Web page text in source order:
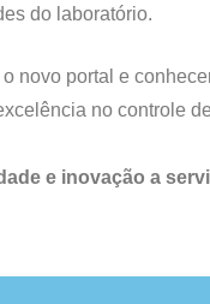
do laboratório.
novo portal e
no controle
e inovação a